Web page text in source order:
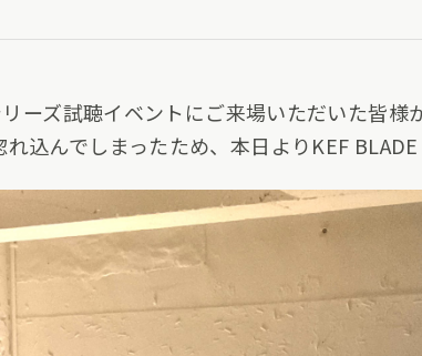
ーズ試聴イベントにご来場いただいた皆
込んでしまったため、本日よりKEF